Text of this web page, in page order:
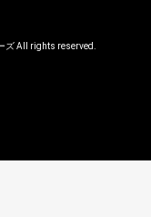
All rights reserved.